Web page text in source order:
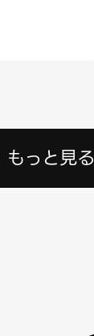
もっと見る